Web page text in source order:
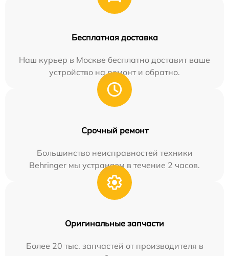
Бесплатная доставка
Наш курьер в Москве бесплатно доставит ваше
устройство на ремонт и обратно.
Срочный ремонт
Большинство неисправностей техники
Behringer мы устраняем в течение 2 часов.
Оригинальные запчасти
Более 20 тыс. запчастей от производителя в